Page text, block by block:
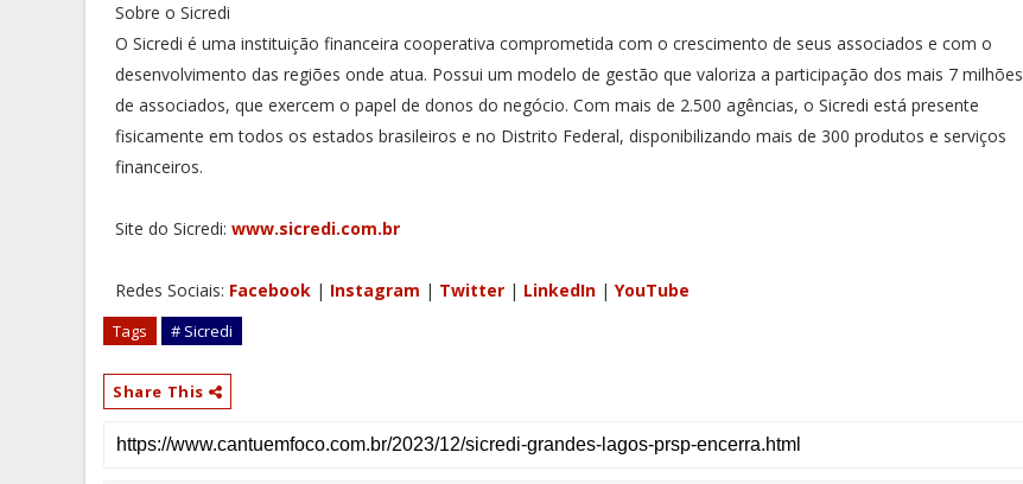
Sobre o Sicredi
O Sicredi é uma instituição financeira cooperativa comprometida com o crescimento de seus associados e com o
desenvolvimento das regiões onde atua. Possui um modelo de gestão que valoriza a participação dos mais 7 milhões
de associados, que exercem o papel de donos do negócio. Com mais de 2.500 agências, o Sicredi está presente
fisicamente em todos os estados brasileiros e no Distrito Federal, disponibilizando mais de 300 produtos e serviços
financeiros.
Site do Sicredi: www.sicredi.com.br
Redes Sociais: Facebook | Instagram | Twitter | LinkedIn | YouTube
Tags # Sicredi
Share This